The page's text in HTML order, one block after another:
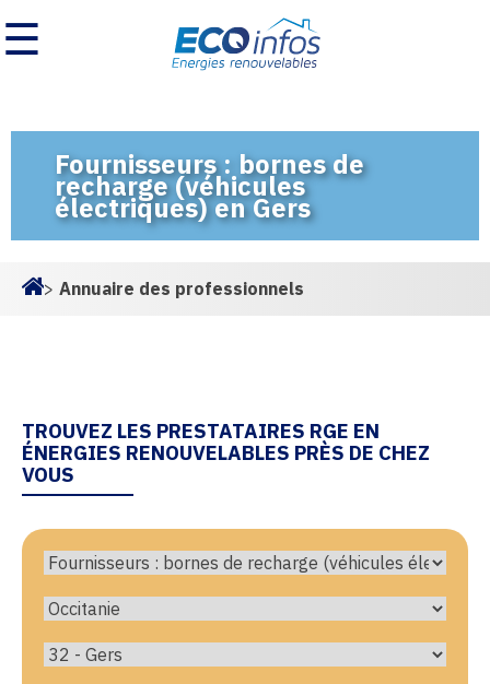
☰
Fournisseurs : bornes de
recharge (véhicules
électriques) en Gers
> Annuaire des professionnels
TROUVEZ LES PRESTATAIRES RGE EN
ÉNERGIES RENOUVELABLES PRÈS DE CHEZ
VOUS